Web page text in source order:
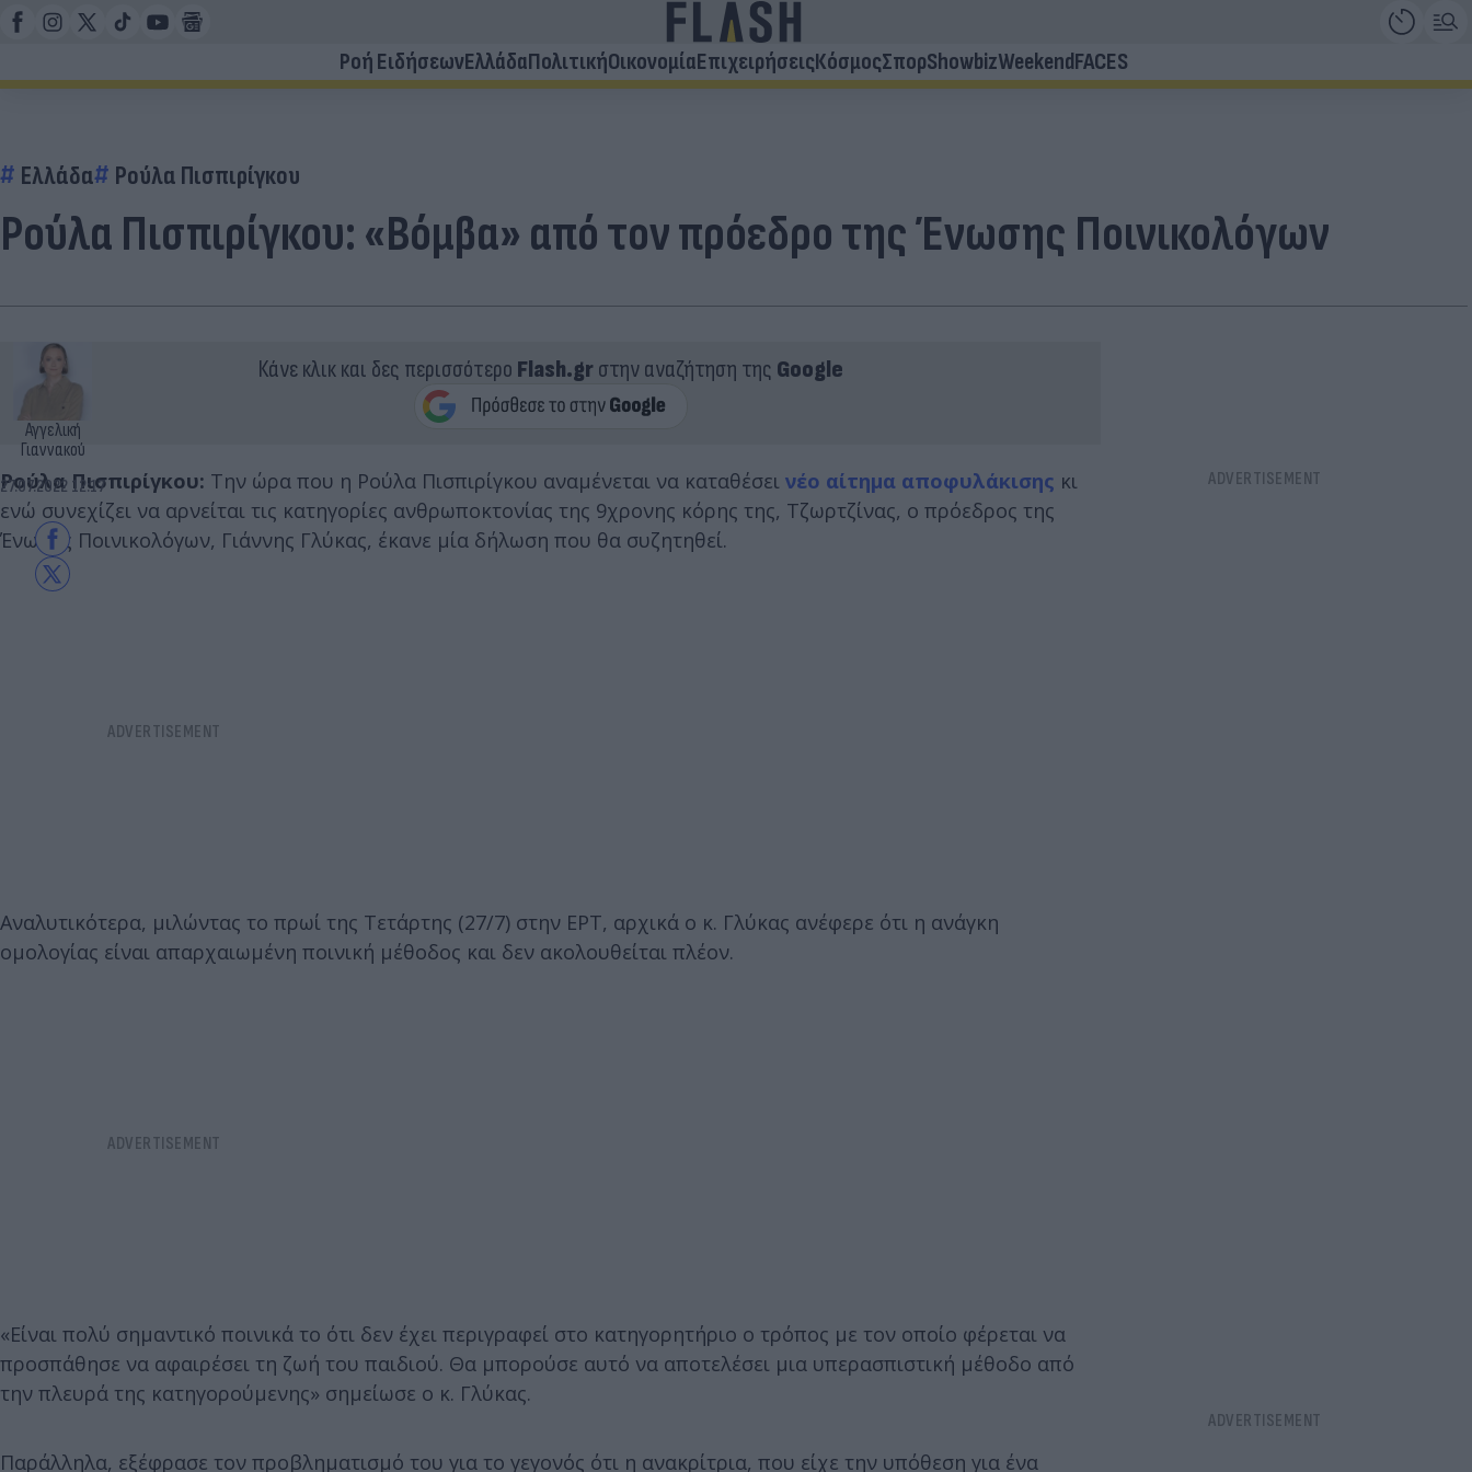
Ροή ΕιδήσεωνΕλλάδαΠολιτικήΟικονομίαΕπιχειρήσειςΚόσμοςΣπορShowbizWeekendFACES
Ελλάδα Ρούλα Πισπιρίγκου
Ρούλα Πισπιρίγκου: «Βόμβα» από τον πρόεδρο της Ένωσης Ποινικολόγων
Αγγελική
Γιαννακού
27.07.2022 12:17
Κάνε κλικ και δες περισσότερο Flash.grστην αναζήτηση της Google
Ρούλα Πισπιρίγκου: Την ώρα που η Ρούλα Πισπιρίγκου αναμένεται να καταθέσει νέο αίτημα αποφυλάκισης κι
ενώ συνεχίζει να αρνείται τις κατηγορίες ανθρωποκτονίας της 9χρονης κόρης της, Τζωρτζίνας, ο πρόεδρος της
Ένωσης Ποινικολόγων, Γιάννης Γλύκας, έκανε μία δήλωση που θα συζητηθεί.
Αναλυτικότερα, μιλώντας το πρωί της Τετάρτης (27/7) στην ΕΡΤ, αρχικά ο κ. Γλύκας ανέφερε ότι η ανάγκη
ομολογίας είναι απαρχαιωμένη ποινική μέθοδος και δεν ακολουθείται πλέον.
«Είναι πολύ σημαντικό ποινικά το ότι δεν έχει περιγραφεί στο κατηγορητήριο ο τρόπος με τον οποίο φέρεται να
προσπάθησε να αφαιρέσει τη ζωή του παιδιού. Θα μπορούσε αυτό να αποτελέσει μια υπερασπιστική μέθοδο από
την πλευρά της κατηγορούμενης» σημείωσε ο κ. Γλύκας.
Παράλληλα, εξέφρασε τον προβληματισμό του για το γεγονός ότι η ανακρίτρια, που είχε την υπόθεση για ένα